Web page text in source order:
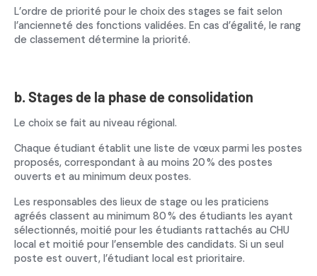
L’ordre de priorité pour le choix des stages se fait selon
l’ancienneté des fonctions validées. En cas d’égalité, le rang
de classement détermine la priorité.
b. Stages de la phase de consolidation
Le choix se fait au niveau régional.
Chaque étudiant établit une liste de vœux parmi les postes
proposés, correspondant à au moins 20 % des postes
ouverts et au minimum deux postes.
Les responsables des lieux de stage ou les praticiens
agréés classent au minimum 80 % des étudiants les ayant
sélectionnés, moitié pour les étudiants rattachés au CHU
local et moitié pour l’ensemble des candidats. Si un seul
poste est ouvert, l’étudiant local est prioritaire.